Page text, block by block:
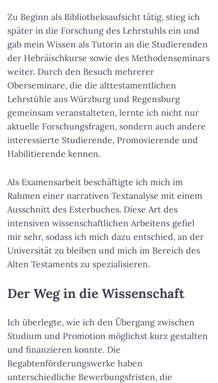
Zu Beginn als Bibliotheksaufsicht tätig, stieg ich
später in die Forschung des Lehrstuhls ein und
gab mein Wissen als Tutorin an die Studierenden
der Hebräischkurse sowie des Methodenseminars
weiter. Durch den Besuch mehrerer
Oberseminare, die die alttestamentlichen
Lehrstühle aus Würzburg und Regensburg
gemeinsam veranstalteten, lernte ich nicht nur
aktuelle Forschungsfragen, sondern auch andere
interessierte Studierende, Promovierende und
Habilitierende kennen.
Als Examensarbeit beschäftigte ich mich im
Rahmen einer narrativen Textanalyse mit einem
Ausschnitt des Esterbuches. Diese Art des
intensiven wissenschaftlichen Arbeitens gefiel
mir sehr, sodass ich mich dazu entschied, an der
Universität zu bleiben und mich im Bereich des
Alten Testaments zu spezialisieren.
Der Weg in die Wissenschaft
Ich überlegte, wie ich den Übergang zwischen
Studium und Promotion möglichst kurz gestalten
und finanzieren konnte. Die
Begabtenförderungswerke haben
unterschiedliche Bewerbungsfristen, die